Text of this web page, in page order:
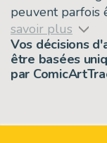
peuvent parfois
savoir plus
Vos décisions
être basées
par